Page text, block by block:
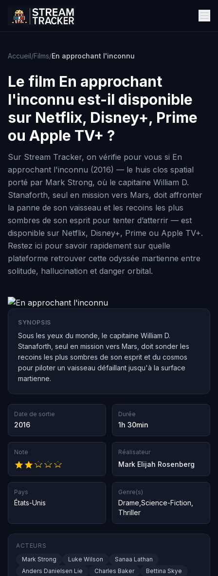
Accueil/Films/En approchant l'inconnu
Le film En approchant
l'inconnu est-il disponible
sur Netflix, Disney+, Prime
ou Apple TV+ ?
Sur Stream Tracker, on vérifie pour vous si En
approchant l'inconnu (2016) — le huis clos spatial
porté par Mark Strong, où le capitaine William D.
Stanaforth, seul en mission vers Mars, doit affronter
la panne de son vaisseau et les recoins les plus
sombres de son esprit pour tenter d’atterrir — est
disponible sur Netflix, Disney+, Prime ou Apple TV+.
Restez ici pour savoir rapidement sur quelle
plateforme retrouver cette odyssée martienne entre
solitude, hallucination et danger orbital.
SYNOPSIS
Sous les yeux du monde, le capitaine William D.
Stanaforth, seul en mission vers Mars, doit sonder les
recoins les plus sombres de son esprit et du cosmos
pour piloter un vaisseau défaillant jusqu'à la surface
martienne.
Date de sortie
2016
Durée
1h 30min
Note Réalisateur
Mark Elijah Rosenberg
Pays
États-Unis
Genre(s)
Drame Science-Fiction
Thriller
ACTEURS
Mark Strong
Luke Wilson
Sanaa Lathan
Anders Danielsen Lie
Charles Baker
Bettina Skye